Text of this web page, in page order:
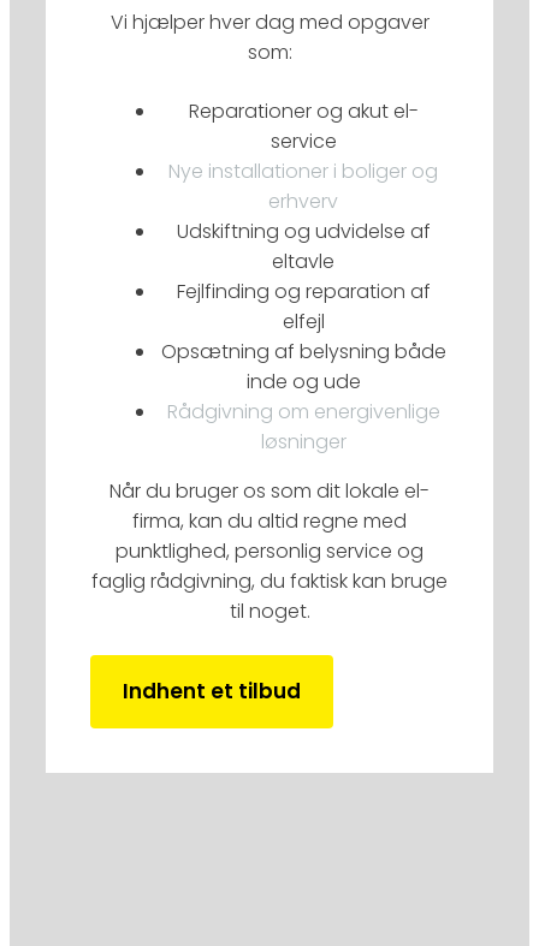
Vi hjælper hver dag med opgaver
som:
Reparationer og akut el-
service
Nye installationer i boliger og
erhverv
Udskiftning og udvidelse af
eltavle
Fejlfinding og reparation af
elfejl
Opsætning af belysning både
inde og ude
Rådgivning om energivenlige
løsninger
Når du bruger os som dit lokale el-
firma, kan du altid regne med
punktlighed, personlig service og
faglig rådgivning, du faktisk kan bruge
til noget.
Indhent et tilbud